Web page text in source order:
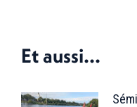
Et aussi...